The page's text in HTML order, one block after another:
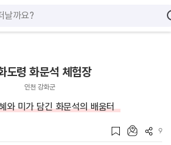
도령 화문석 체험장
인천 강화군
와 미가 담긴 화문석의 배움터
9